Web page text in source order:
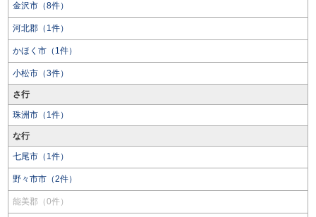
金沢市（8件）
河北郡（1件）
かほく市（1件）
小松市（3件）
さ行
珠洲市（1件）
な行
七尾市（1件）
野々市市（2件）
能美郡（0件）